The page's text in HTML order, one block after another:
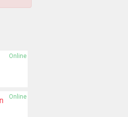
Online
Online